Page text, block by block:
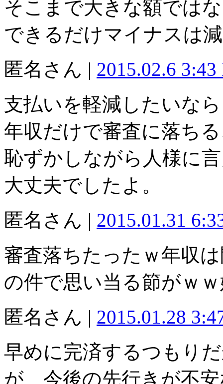
そこまで大きな額では
できるだけマイナスは
匿名さん | 2015.02.6 3:43
支払いを軽減したいな
年収だけで審査に落ち
恥ずかしながら人様に
大丈夫でしたよ。
匿名さん | 2015.01.31
審査落ちたったｗ年収
の件で思い当る節がｗ
匿名さん | 2015.01.28
早めに完済するつもり
が 今後の先行きが不